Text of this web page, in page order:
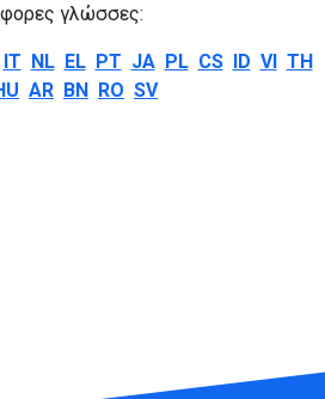
γλώσσες:
IT NL EL PT JA PL CS ID VI TH
AR BN RO SV